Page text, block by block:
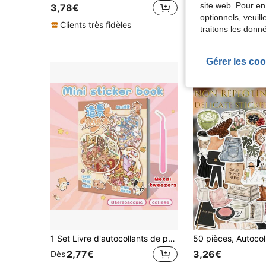
3,78€
Clients très fidèles
Dès3,15€
1 Set Livre d'autocollants de paysage miniature, Collection d'autocollants de scènes de paysage micro miniature différentes, Autocollants de décoration miniature DIY faits main à couches 3D visuelles, Créatif, Cadeau de Noël, Cadeau de rentrée scolaire, Fournitures scolaires
Dès2,77€ 3,26€
site web. Pour
optionnels,
traitons les
Gérer les